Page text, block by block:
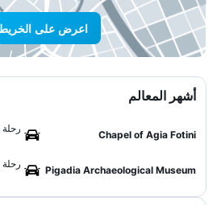
اعرض على
أشهر المعالم
Chapel of Agia Fotini
رحلة
Pigadia Archaeological Museum
رحلة